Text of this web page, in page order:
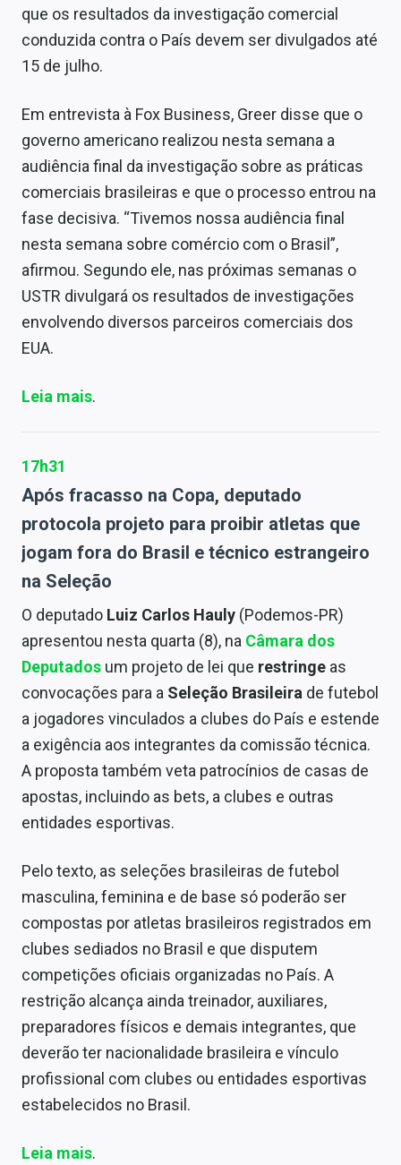
que os resultados da investigação comercial
conduzida contra o País devem ser divulgados até
15 de julho.
Em entrevista à Fox Business, Greer disse que o
governo americano realizou nesta semana a
audiência final da investigação sobre as práticas
comerciais brasileiras e que o processo entrou na
fase decisiva. “Tivemos nossa audiência final
nesta semana sobre comércio com o Brasil”,
afirmou. Segundo ele, nas próximas semanas o
USTR divulgará os resultados de investigações
envolvendo diversos parceiros comerciais dos
EUA.
Leia mais.
17h31
Após fracasso na Copa, deputado
protocola projeto para proibir atletas que
jogam fora do Brasil e técnico estrangeiro
na Seleção
O deputado Luiz Carlos Hauly (Podemos-PR)
apresentou nesta quarta (8), na Câmara dos
Deputados um projeto de lei que restringe as
convocações para a Seleção Brasileira de futebol
a jogadores vinculados a clubes do País e estende
a exigência aos integrantes da comissão técnica.
A proposta também veta patrocínios de casas de
apostas, incluindo as bets, a clubes e outras
entidades esportivas.
Pelo texto, as seleções brasileiras de futebol
masculina, feminina e de base só poderão ser
compostas por atletas brasileiros registrados em
clubes sediados no Brasil e que disputem
competições oficiais organizadas no País. A
restrição alcança ainda treinador, auxiliares,
preparadores físicos e demais integrantes, que
deverão ter nacionalidade brasileira e vínculo
profissional com clubes ou entidades esportivas
estabelecidos no Brasil.
Leia mais.